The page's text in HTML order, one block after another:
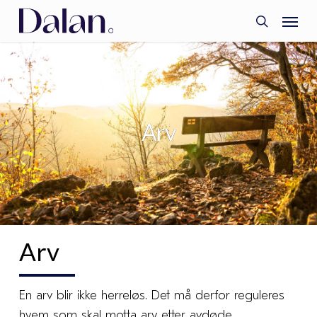
Skip
main
content
search
Menu
Arv
Arv
En arv blir ikke herreløs. Det må derfor reguleres